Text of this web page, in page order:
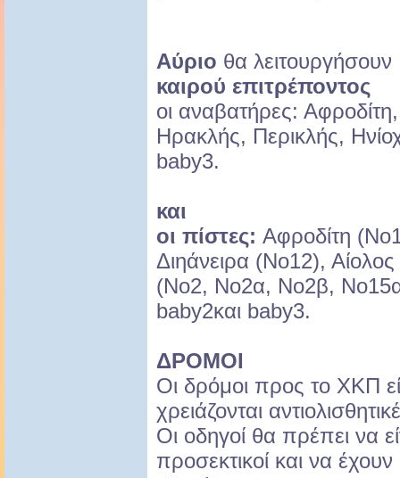
Αύριο θα
καιρού επιτρέποντος
οι αναβατήρες:
Ηρακλής, Περικλής,
baby3.
και
οι πίστες: Αφροδίτη
Διηάνειρα (Νο12),
(Νο2, Νο2α, Νο2β,
baby2και baby3.
ΔΡΟΜΟΙ
Οι δρόμοι προς το ΧΚΠ
χρειάζονται
Οι οδηγοί θα πρέπει να
προσεκτικοί και να έχουν